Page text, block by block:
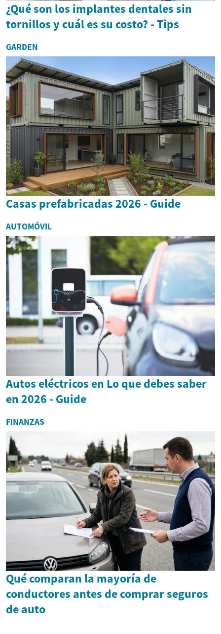
¿Qué son los implantes dentales sin
tornillos y cuál es su costo? - Tips
GARDEN
Casas prefabricadas 2026 - Guide
AUTOMÓVIL
Autos eléctricos en Lo que debes saber
en 2026 - Guide
FINANZAS
Qué comparan la mayoría de
conductores antes de comprar seguros
de auto